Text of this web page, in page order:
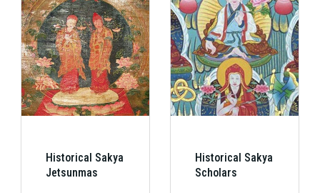
Historical Sakya
Jetsunmas
Historical Sakya
Scholars